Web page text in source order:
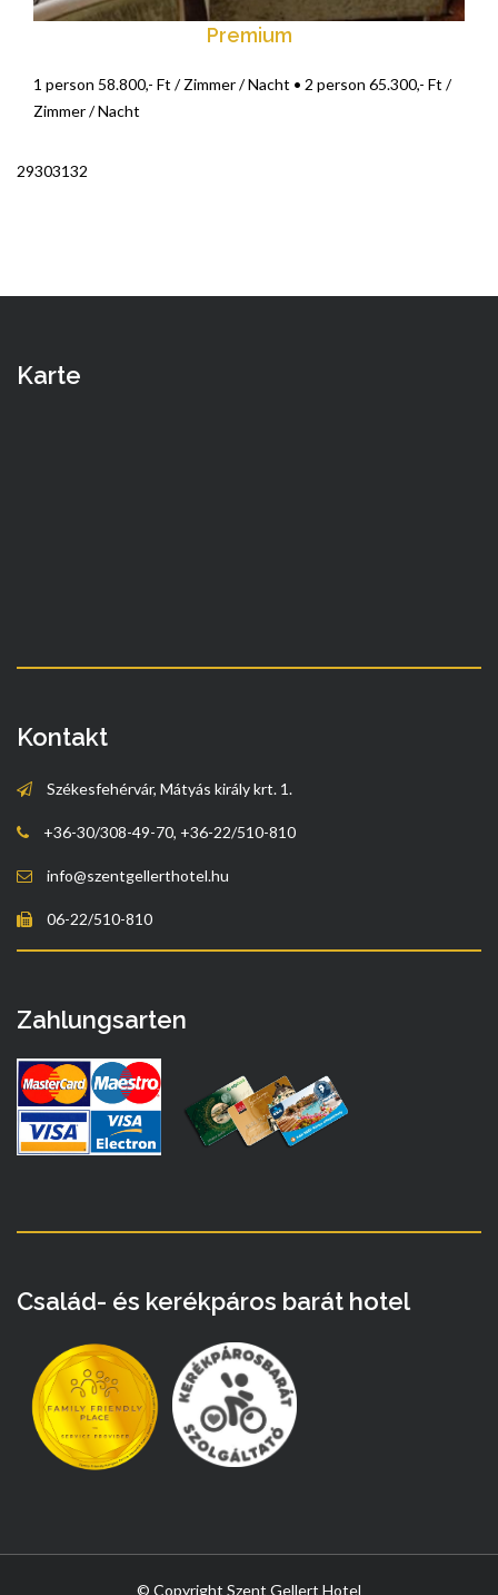
Premium
1 person 58.800,- Ft / Zimmer / Nacht • 2 person 65.300,- Ft /
Zimmer / Nacht
29303132
Karte
Kontakt
Székesfehérvár, Mátyás király krt. 1.
+36-30/308-49-70, +36-22/510-810
info@szentgellerthotel.hu
06-22/510-810
Zahlungsarten
Család- és kerékpáros barát hotel
© Copyright Szent Gellert Hotel